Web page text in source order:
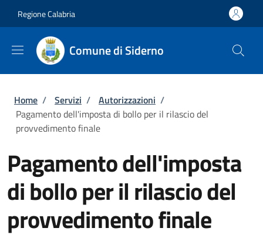
Regione Calabria
Comune di Siderno
Briciole di pane
Home / Servizi / Autorizzazioni /
Pagamento dell'imposta di bollo per il rilascio del
provvedimento finale
Pagamento dell'imposta
di bollo per il rilascio del
provvedimento finale